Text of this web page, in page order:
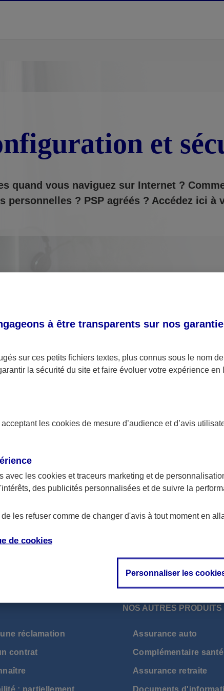
et
quand vous naviguez sur Internet ?
personnelles ? PSP agréés ? Accédez ici à
Nous vous disons tout au sujet de l'utilisation de
réclamation
contrat
: partiellement
NOS AUTRES PRODUITS
Assurance auto
Complémentaire santé
Assurance retraite
Documents
à être transparents sur nos
sur ces petits fichiers textes, plus connus sous le nom de
la sécurité du site et faire évoluer votre expérience
les cookies de mesure d’audience et d’avis
avec les cookies et traceurs marketing et de
des publicités personnalisées et de suivre la
les refuser comme de changer d'avis à tout moment en
de cookies
Personnaliser les